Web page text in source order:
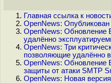
Главная ссылка к
OpenNews:
OpenNews: Обновление
удалённо
OpenNews: Три
позволяющие удалённо
OpenNews: Обновление
защиты от атаки SMTP
OpenNews: Новая